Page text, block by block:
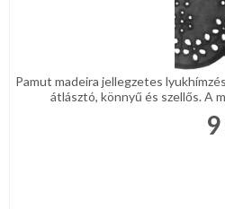
Pamut madeira jellegzetes
átlásztó, könnyű és szellős. A